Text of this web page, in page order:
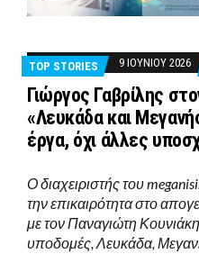
TOP STORIES 9 ΙΟΥΝΊΟΥ 2026
Γιώργος Γαβρίλης
«Λευκάδα και
έργα, όχι άλλες
Ο διαχειριστής του
την επικαιρότητα στο
με τον Παναγιώτη
υποδομές, Λευκάδα,